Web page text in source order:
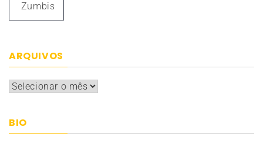
Zumbis
ARQUIVOS
Arquivos
BIO